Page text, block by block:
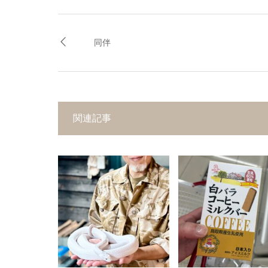
同伴
関連記事